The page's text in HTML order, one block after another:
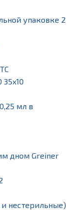
упаковке 2
35x10
мл в
дном Greiner
нестерильные)